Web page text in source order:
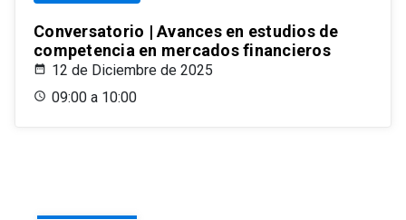
Conversatorio | Avances en estudios de
competencia en mercados financieros
12 de Diciembre de 2025
09:00 a 10:00